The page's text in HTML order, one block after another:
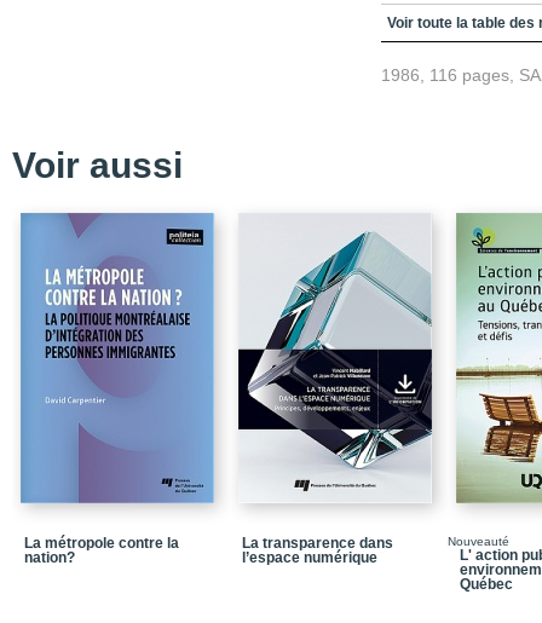
Table des matières
Chapitre 4_La
budgétaires
Chapitre 5_La place
stratégique
Chapitre 6_La
Chapitre 7_La
Conclusion_La
Bibliographie
Voir toute la table des
1986, 116 pages,
Voir aussi
La métropole contre la
nation?
La transparence dans
l’espace numérique
Nouveauté
L' action
Québec